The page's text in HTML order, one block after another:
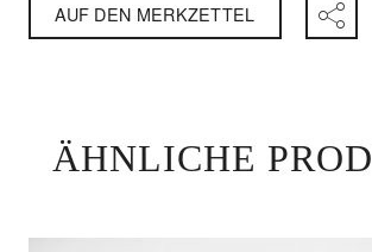
AUF DEN MERKZETTEL
ÄHNLICHE